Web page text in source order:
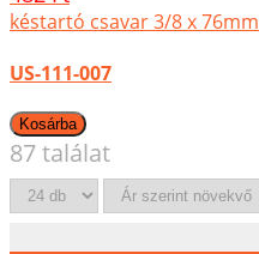
késtartó csavar 3/8 x 76mm
US-111-007
87 találat